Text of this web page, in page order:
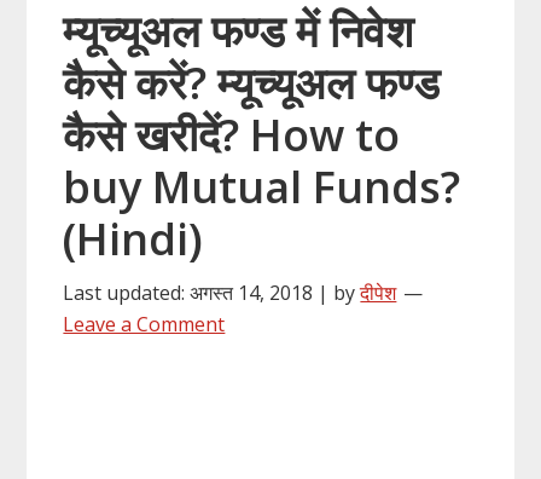
म्यूच्यूअल फण्ड में निवेश
कैसे करें? म्यूच्यूअल फण्ड
कैसे खरीदें? How to
buy Mutual Funds?
(Hindi)
Last updated: अगस्त 14, 2018 | byदीपेश
Leave a Comment